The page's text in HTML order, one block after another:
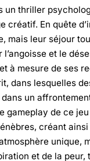
un thriller
créatif. En quête
mais leur séjour
et le
à mesure de ses
dans lesquelles
un
gameplay de ce
créant
et de la